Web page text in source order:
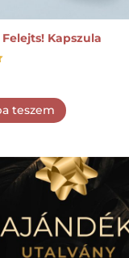
Felejts! Kapszula
teszem